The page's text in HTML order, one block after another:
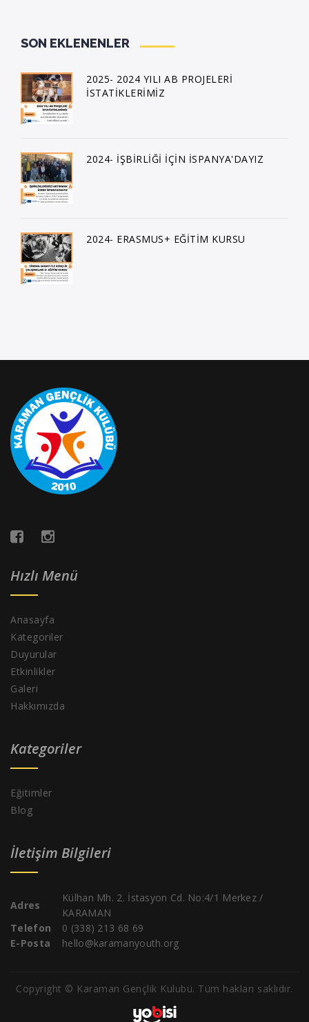
SON EKLENENLER
2025- 2024 YILI AB PROJELERİ
İSTATİKLERİMİZ
2024- İŞBİRLİĞİ İÇİN İSPANYA'DAYIZ
2024- ERASMUS+ EĞİTİM KURSU
Hızlı Menü
Anasayfa
Kategoriler
Duyurular
Etkinlikler
Galeri
Hakkımızda
Kategoriler
Eğitimler
Blog
İletişim Bilgileri
Adres
Külhan Mh. 2. İstasyon Cd. No:4/1 Merkez /
KARAMAN
Telefon
0 (338) 213 68 69
E-Posta
hello@karamanyouth.org
Copyright © Karaman Gençlik Kulubü. Tüm hakları saklıdır.